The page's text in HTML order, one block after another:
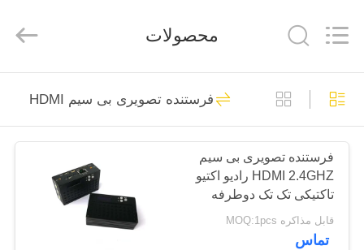
خانه
محصولات
درباره
Technology
Co.,Ltd.
Reserved.
فرستنده تصویر
COFDM
محصولات
فرستنده تصویری بی سیم HDMI
فرستنده تصویری بی سیم
HDMI 2.4GHZ رادیو اکتیو
تاکتیکی تک تک دوطرفه
قابل مذاکره MOQ:1pcs
تماس